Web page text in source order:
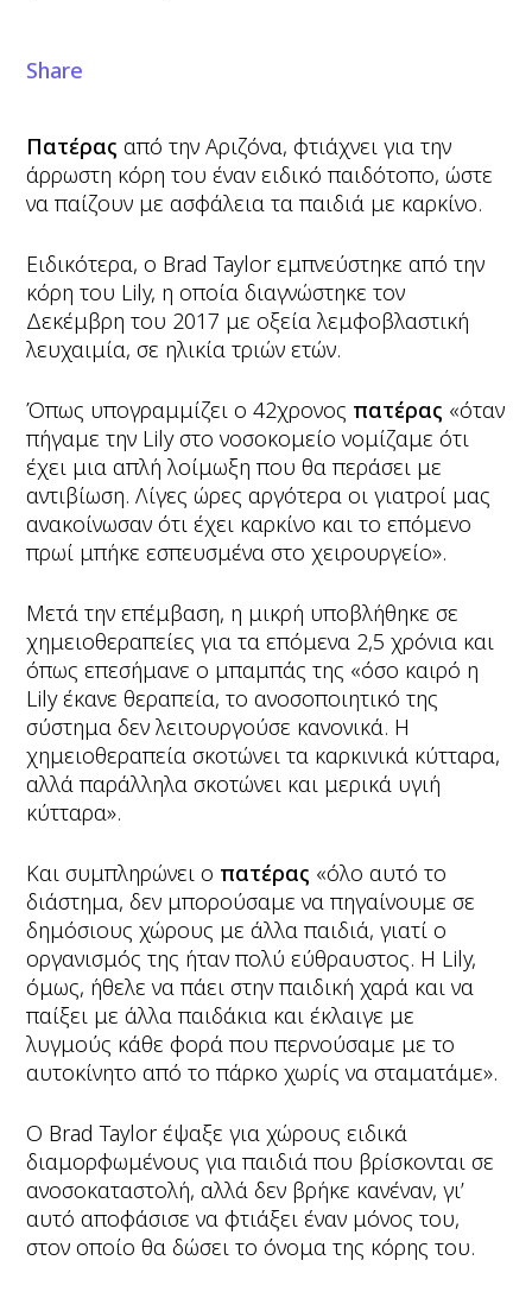
Share
Πατέρας από την Αριζόνα, φτιάχνει για την
άρρωστη κόρη του έναν ειδικό παιδότοπο, ώστε
να παίζουν με ασφάλεια τα παιδιά με καρκίνο.
Ειδικότερα, ο Brad Taylor εμπνεύστηκε από την
κόρη του Lily, η οποία διαγνώστηκε τον
Δεκέμβρη του 2017 με οξεία λεμφοβλαστική
λευχαιμία, σε ηλικία τριών ετών.
Όπως υπογραμμίζει ο 42χρονος πατέρας «όταν
πήγαμε την Lily στο νοσοκομείο νομίζαμε ότι
έχει μια απλή λοίμωξη που θα περάσει με
αντιβίωση. Λίγες ώρες αργότερα οι γιατροί μας
ανακοίνωσαν ότι έχει καρκίνο και το επόμενο
πρωί μπήκε εσπευσμένα στο χειρουργείο».
Μετά την επέμβαση, η μικρή υποβλήθηκε σε
χημειοθεραπείες για τα επόμενα 2,5 χρόνια και
όπως επεσήμανε ο μπαμπάς της «όσο καιρό η
Lily έκανε θεραπεία, το ανοσοποιητικό της
σύστημα δεν λειτουργούσε κανονικά. Η
χημειοθεραπεία σκοτώνει τα καρκινικά κύτταρα,
αλλά παράλληλα σκοτώνει και μερικά υγιή
κύτταρα».
Και συμπληρώνει ο πατέρας «όλο αυτό το
διάστημα, δεν μπορούσαμε να πηγαίνουμε σε
δημόσιους χώρους με άλλα παιδιά, γιατί ο
οργανισμός της ήταν πολύ εύθραυστος. Η Lily,
όμως, ήθελε να πάει στην παιδική χαρά και να
παίξει με άλλα παιδάκια και έκλαιγε με
λυγμούς κάθε φορά που περνούσαμε με το
αυτοκίνητο από το πάρκο χωρίς να σταματάμε».
Ο Brad Taylor έψαξε για χώρους ειδικά
διαμορφωμένους για παιδιά που βρίσκονται σε
ανοσοκαταστολή, αλλά δεν βρήκε κανέναν, γι’
αυτό αποφάσισε να φτιάξει έναν μόνος του,
στον οποίο θα δώσει το όνομα της κόρης του.